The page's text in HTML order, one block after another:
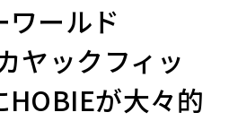
ールド
ヤックフィッ
が大々的